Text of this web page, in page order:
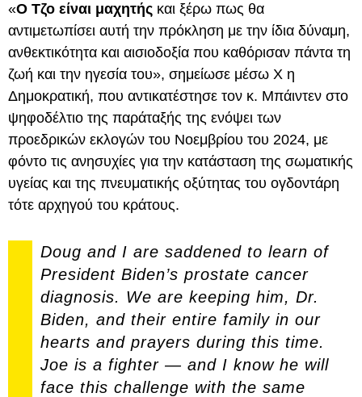
«Ο Τζο είναι μαχητής και ξέρω πως θα
αντιμετωπίσει αυτή την πρόκληση με την ίδια δύναμη,
ανθεκτικότητα και αισιοδοξία που καθόρισαν πάντα τη
ζωή και την ηγεσία του», σημείωσε μέσω X η
Δημοκρατική, που αντικατέστησε τον κ. Μπάιντεν στο
ψηφοδέλτιο της παράταξής της ενόψει των
προεδρικών εκλογών του Νοεμβρίου του 2024, με
φόντο τις ανησυχίες για την κατάσταση της σωματικής
υγείας και της πνευματικής οξύτητας του ογδοντάρη
τότε αρχηγού του κράτους.
Doug and I are saddened to learn of
President Biden’s prostate cancer
diagnosis. We are keeping him, Dr.
Biden, and their entire family in our
hearts and prayers during this time.
Joe is a fighter — and I know he will
face this challenge with the same